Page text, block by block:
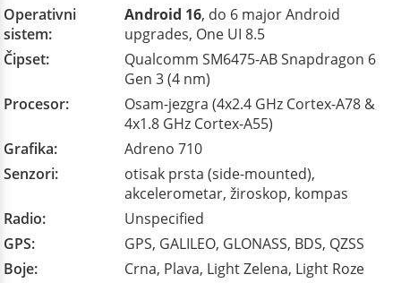
Operativni
sistem:
Android 16, do 6 major Android
upgrades, One UI 8.5
Čipset:
Qualcomm SM6475-AB Snapdragon 6
Gen 3 (4 nm)
Procesor:
Osam-jezgra (4x2.4 GHz Cortex-A78 &
4x1.8 GHz Cortex-A55)
Grafika:
Adreno 710
Senzori:
otisak prsta (side-mounted),
akcelerometar, žiroskop, kompas
Radio:
Unspecified
GPS:
GPS, GALILEO, GLONASS, BDS, QZSS
Boje:
Crna, Plava, Light Zelena, Light Roze